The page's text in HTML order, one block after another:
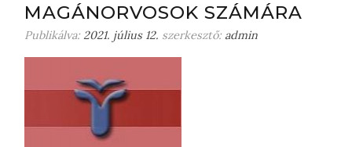
n
m
j
e
y
MAGÁNORVOSOK SZÁMÁRA
Publikálva: 2021. július 12. szerkesztő: admin